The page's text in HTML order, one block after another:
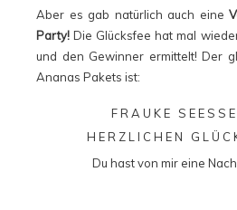
Aber es gab natürlich auch eine
Party! Die Glücksfee hat mal
und den Gewinner ermittelt! Der
Ananas Pakets ist:
FRAUKE
HERZLICHEN
Du hast von mir eine